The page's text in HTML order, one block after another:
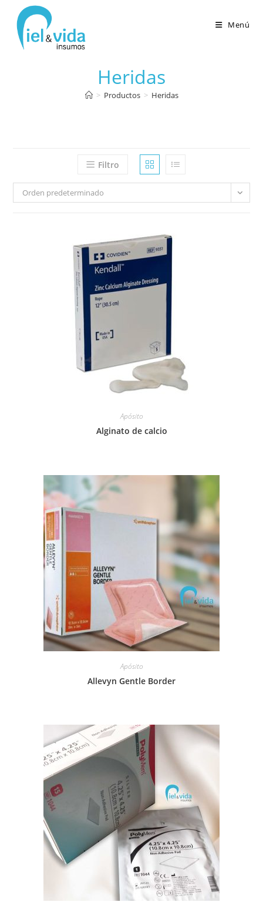
Menú
Heridas
> Productos > Heridas
Filtro
Orden predeterminado
Apósito
Alginato de calcio
Apósito
Allevyn Gentle Border